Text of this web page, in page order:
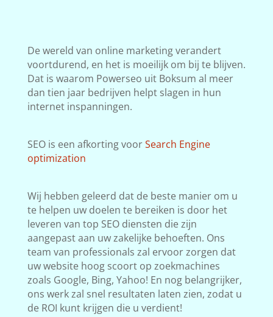
De wereld van online marketing verandert
voortdurend, en het is moeilijk om bij te blijven.
Dat is waarom Powerseo uit Boksum al meer
dan tien jaar bedrijven helpt slagen in hun
internet inspanningen.
SEO is een afkorting voorSearch Engine
optimization
Wij hebben geleerd dat de beste manier om u
te helpen uw doelen te bereiken is door het
leveren van top SEO diensten die zijn
aangepast aan uw zakelijke behoeften. Ons
team van professionals zal ervoor zorgen dat
uw website hoog scoort op zoekmachines
zoals Google, Bing, Yahoo! En nog belangrijker,
ons werk zal snel resultaten laten zien, zodat u
de ROI kunt krijgen die u verdient!